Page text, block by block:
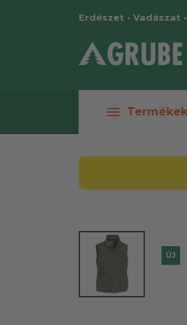
Erdészet • Vadászat
menu Termékek
ÚJ